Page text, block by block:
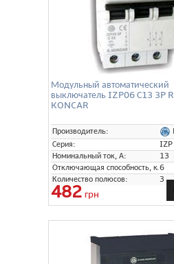
Модульный автоматический
выключатель IZP06 С13 3P
KONCAR
Производитель:
Серия:
IZP
Номинальный ток, А:
13
Отключающая способность, кА:
6
Количество полюсов:
3
482 грн